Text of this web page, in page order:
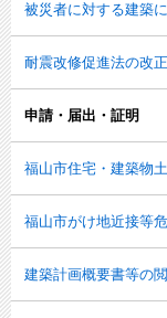
被災者に対する建築
耐震改修促進法の改
申請・届出・証明
福山市住宅・建築物
福山市がけ地近接等
建築計画概要書等の